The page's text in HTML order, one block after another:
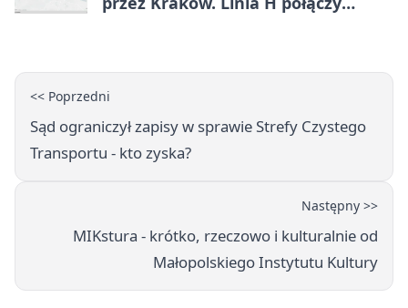
<< Poprzedni
Sąd ograniczył zapisy w sprawie Strefy Czystego
Transportu - kto zyska?
Następny >>
MIKstura - krótko, rzeczowo i kulturalnie od
Małopolskiego Instytutu Kultury